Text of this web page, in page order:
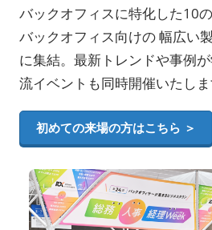
バックオフィスに特化した10
バックオフィス向けの 幅広い
に集結。最新トレンドや事例
流イベントも同時開催いたしま
初めての来場の方はこちら ＞